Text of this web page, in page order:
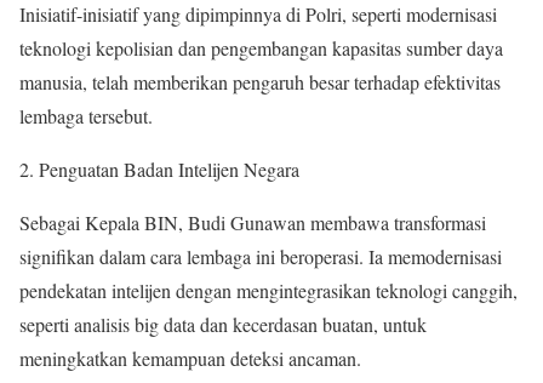
Inisiatif-inisiatif yang dipimpinnya di Polri, seperti modernisasi
teknologi kepolisian dan pengembangan kapasitas sumber daya
manusia, telah memberikan pengaruh besar terhadap efektivitas
lembaga tersebut.
Penguatan Badan Intelijen Negara
Sebagai Kepala BIN, Budi Gunawan membawa transformasi
signifikan dalam cara lembaga ini beroperasi. Ia memodernisasi
pendekatan intelijen dengan mengintegrasikan teknologi canggih,
seperti analisis big data dan kecerdasan buatan, untuk
meningkatkan kemampuan deteksi ancaman.